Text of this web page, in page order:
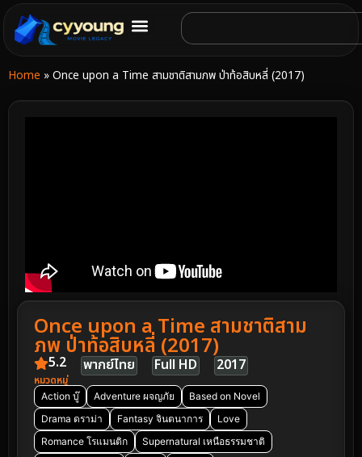
Home » Once upon a Time สามชาติสามภพ ป่าท้อสิบหลี่ (2017)
Once upon a Time สามชาติสาม
ภพ ป่าท้อสิบหลี่ (2017)
5.2 พากย์ไทย Full HD 2017
หมวดหมู่
Action บู๊ Adventure ผจญภัย
Based on Novel
Drama ดราม่า
Fantasy จินตนาการ
Love
Romance โรแมนติก
Supernatural เหนือธรรมชาติ